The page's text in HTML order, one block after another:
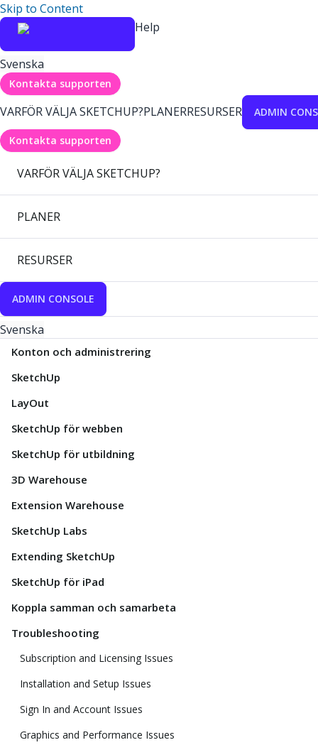
Skip to Content
Help
Svenska
Kontakta supporten
VARFÖR VÄLJA SKETCHUP?PLANERRESURSER ADMIN
Kontakta supporten
VARFÖR VÄLJA SKETCHUP?
PLANER
RESURSER
ADMIN CONSOLE
Svenska
Konton och administrering
SketchUp
LayOut
SketchUp för webben
SketchUp för utbildning
3D Warehouse
Extension Warehouse
SketchUp Labs
Extending SketchUp
SketchUp för iPad
Koppla samman och samarbeta
Troubleshooting
Subscription and Licensing Issues
Installation and Setup Issues
Sign In and Account Issues
Graphics and Performance Issues